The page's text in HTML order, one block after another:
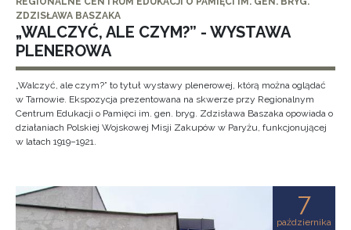
ZDZISŁAWA BASZAKA
„WALCZYĆ, ALE CZYM?” - WYSTAWA
PLENEROWA
„Walczyć, ale czym?” to tytuł wystawy plenerowej, którą można oglądać
w Tarnowie. Ekspozycja prezentowana na skwerze przy Regionalnym
Centrum Edukacji o Pamięci im. gen. bryg. Zdzisława Baszaka opowiada o
działaniach Polskiej Wojskowej Misji Zakupów w Paryżu, funkcjonującej
w latach 1919–1921.
7
października